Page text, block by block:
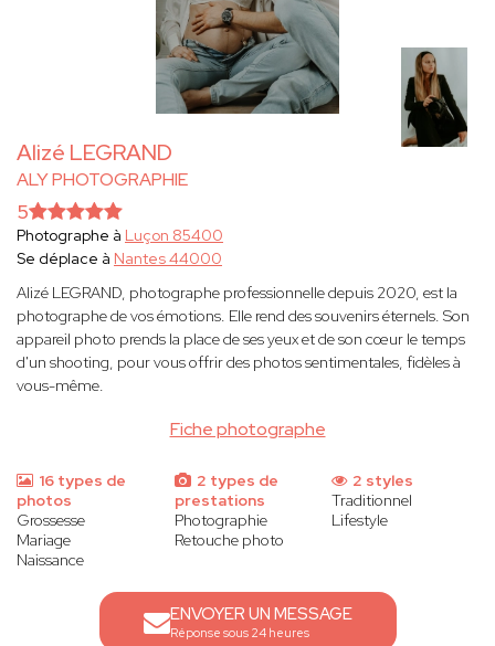
Alizé LEGRAND
ALY PHOTOGRAPHIE
Fiche photographe
5
Photographe à Luçon 85400
Se déplace à Nantes 44000
Alizé LEGRAND, photographe professionnelle depuis 2020, est la
photographe de vos émotions. Elle rend des souvenirs éternels. Son
appareil photo prends la place de ses yeux et de son cœur le temps
d'un shooting, pour vous offrir des photos sentimentales, fidèles à
vous-même.
16 types de
photos
Grossesse
Mariage
Naissance
2 types de
prestations
Photographie
Retouche photo
2 styles
Traditionnel
Lifestyle
ENVOYER UN MESSAGE
Réponse sous 24 heures